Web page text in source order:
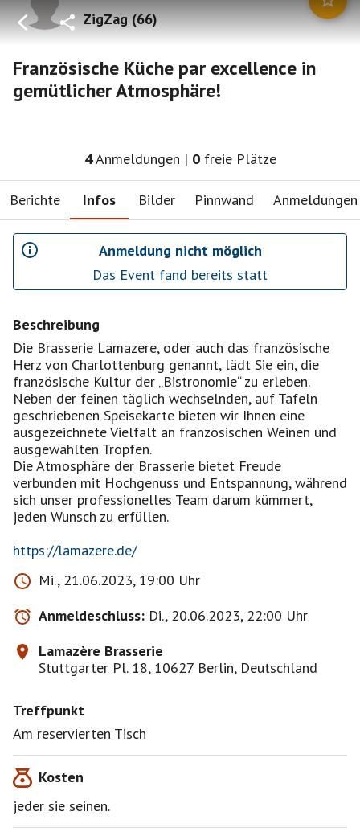
ZigZag(66)
Französische Küche par excellence in
gemütlicher Atmosphäre!
4Anmeldungen | 0 freie Plätze
Berichte Infos Bilder Pinnwand Anmeldungen
Anmeldung nicht möglich
Das Event fand bereits statt
Beschreibung
Die Brasserie Lamazere, oder auch das französische
Herz von Charlottenburg genannt, lädt Sie ein, die
französische Kultur der „Bistronomie“ zu erleben.
Neben der feinen täglich wechselnden, auf Tafeln
geschriebenen Speisekarte bieten wir Ihnen eine
ausgezeichnete Vielfalt an französischen Weinen und
ausgewählten Tropfen.
Die Atmosphäre der Brasserie bietet Freude
verbunden mit Hochgenuss und Entspannung, während
sich unser professionelles Team darum kümmert,
jeden Wunsch zu erfüllen.
https://lamazere.de/
Mi., 21.06.2023, 19:00 Uhr
Anmeldeschluss: Di., 20.06.2023, 22:00 Uhr
Lamazère Brasserie
Stuttgarter Pl. 18, 10627 Berlin, Deutschland
Treffpunkt
Am reservierten Tisch
Kosten
jeder sie seinen.